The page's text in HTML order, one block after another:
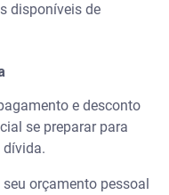
disponíveis de
e desconto
se preparar para
dívida.
orçamento pessoal